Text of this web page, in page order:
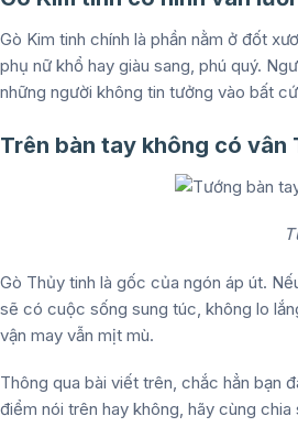
Gò Kim tinh chính là phần nằm ở đốt
phụ nữ khổ hay giàu sang, phú quý.
những người không tin tưởng vào bất
Trên bàn tay không có vân
Gò Thủy tinh là gốc của ngón áp út.
sẽ có cuộc sống sung túc, không lo
vận may vẫn mịt mù.
Thông qua bài viết trên, chắc hẳn bạn
điểm nói trên hay không, hãy cùng